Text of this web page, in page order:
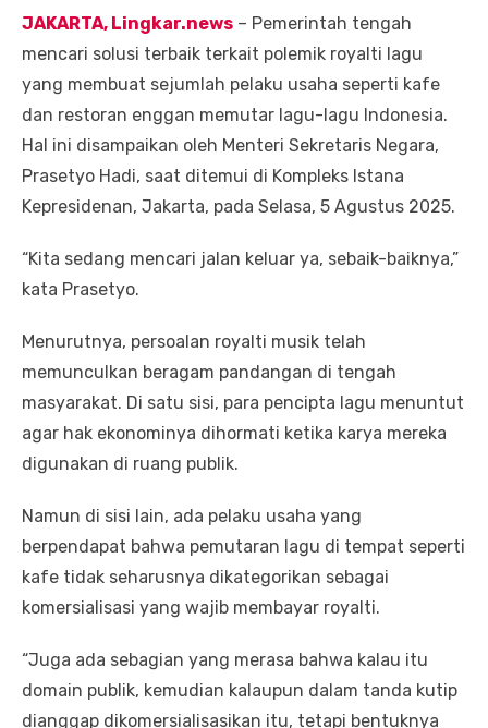
JAKARTA, Lingkar.news – Pemerintah tengah
mencari solusi terbaik terkait polemik royalti lagu
yang membuat sejumlah pelaku usaha seperti kafe
dan restoran enggan memutar lagu-lagu Indonesia.
Hal ini disampaikan oleh Menteri Sekretaris Negara,
Prasetyo Hadi, saat ditemui di Kompleks Istana
Kepresidenan, Jakarta, pada Selasa, 5 Agustus 2025.
“Kita sedang mencari jalan keluar ya, sebaik-baiknya,”
kata Prasetyo.
Menurutnya, persoalan royalti musik telah
memunculkan beragam pandangan di tengah
masyarakat. Di satu sisi, para pencipta lagu menuntut
agar hak ekonominya dihormati ketika karya mereka
digunakan di ruang publik.
Namun di sisi lain, ada pelaku usaha yang
berpendapat bahwa pemutaran lagu di tempat seperti
kafe tidak seharusnya dikategorikan sebagai
komersialisasi yang wajib membayar royalti.
“Juga ada sebagian yang merasa bahwa kalau itu
domain publik, kemudian kalaupun dalam tanda kutip
dianggap dikomersialisasikan itu, tetapi bentuknya